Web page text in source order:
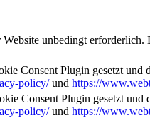
unbedingt
Consent Plugin gesetzt und
policy/und https://
Consent Plugin gesetzt und
policy/und https://